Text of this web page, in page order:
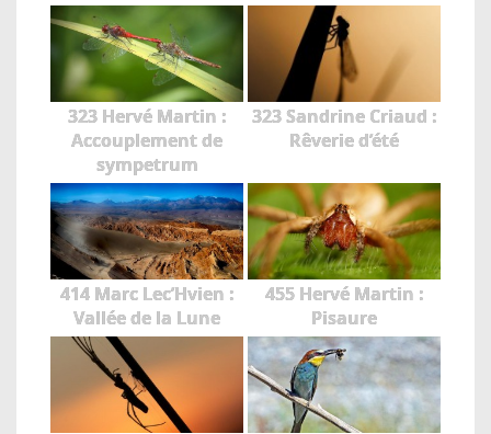
323 Hervé Martin :
Accouplement de
sympetrum
323 Sandrine Criaud :
Rêverie d’été
414 Marc Lec’Hvien :
Vallée de la Lune
455 Hervé Martin :
Pisaure